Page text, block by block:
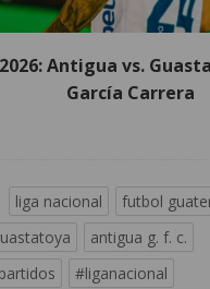
Antigua vs.
García Carrera
liga nacional
futbol
antigua g. f. c.
#liganacional